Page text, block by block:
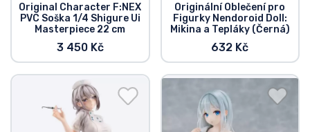
Original Character F:NEX
PVC Soška 1/4 Shigure Ui
Masterpiece 22 cm
3 450 Kč
Originální Oblečení pro
Figurky Nendoroid Doll:
Mikina a Tepláky (Černá)
632 Kč